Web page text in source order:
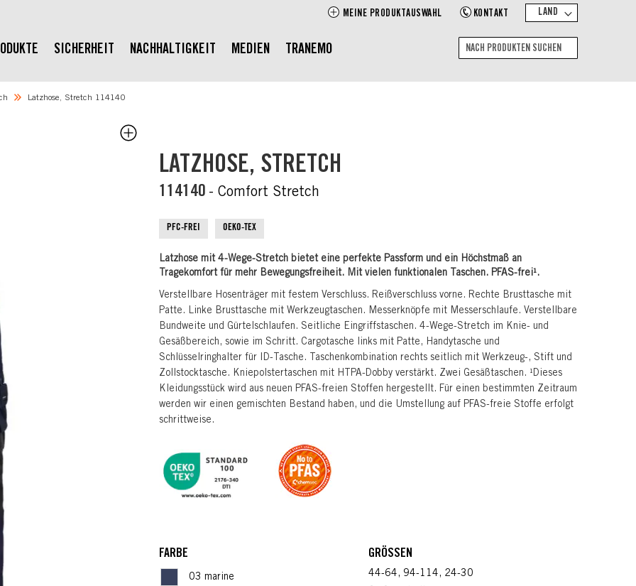
MEINE PRODUKTAUSWAHL KONTAKT LAND
SICHERHEIT NACHHALTIGKEIT MEDIEN TRANEMO
Latzhose, Stretch 114140
LATZHOSE, STRETCH
114140 - Comfort Stretch
PFC-FREI OEKO-TEX
Latzhose mit 4-Wege-Stretch bietet eine perfekte Passform und ein Höchstmaß an
Tragekomfort für mehr Bewegungsfreiheit. Mit vielen funktionalen Taschen. PFAS-frei¹.
Verstellbare Hosenträger mit festem Verschluss. Reißverschluss vorne. Rechte Brusttasche mit
Patte. Linke Brusttasche mit Werkzeugtaschen. Messerknöpfe mit Messerschlaufe. Verstellbare
Bundweite und Gürtelschlaufen. Seitliche Eingriffstaschen. 4-Wege-Stretch im Knie- und
Gesäßbereich, sowie im Schritt. Cargotasche links mit Patte, Handytasche und
Schlüsselringhalter für ID-Tasche. Taschenkombination rechts seitlich mit Werkzeug-, Stift und
Zollstocktasche. Kniepolstertaschen mit HTPA-Dobby verstärkt. Zwei Gesäßtaschen. ¹Dieses
Kleidungsstück wird aus neuen PFAS-freien Stoffen hergestellt. Für einen bestimmten Zeitraum
werden wir einen gemischten Bestand haben, und die Umstellung auf PFAS-freie Stoffe erfolgt
schrittweise.
FARBE
03 marine
GRÖSSEN
44-64, 94-114, 24-30